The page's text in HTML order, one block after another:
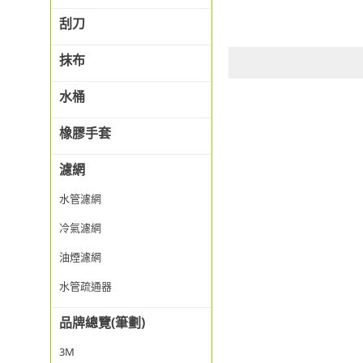
刮刀
抹布
水桶
橡膠手套
濾網
水管濾網
冷氣濾網
油煙濾網
水管疏通器
品牌總覽(筆劃)
3M